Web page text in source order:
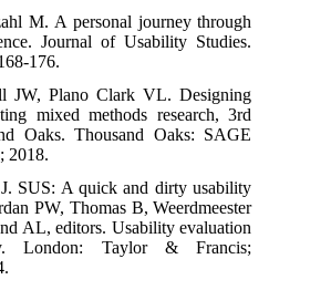
M. A personal journey through
Journal of Usability Studies.
176.
JW, Plano Clark VL. Designing
mixed methods research, 3rd
Oaks. Thousand Oaks: SAGE
2018.
SUS: A quick and dirty usability
PW, Thomas B, Weerdmeester
AL, editors. Usability evaluation
London: Taylor & Francis;